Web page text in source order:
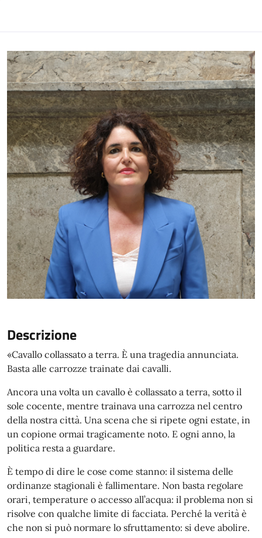
Descrizione
«Cavallo collassato a terra. È una tragedia annunciata.
Basta alle carrozze trainate dai cavalli.
Ancora una volta un cavallo è collassato a terra, sotto il
sole cocente, mentre trainava una carrozza nel centro
della nostra città. Una scena che si ripete ogni estate, in
un copione ormai tragicamente noto. E ogni anno, la
politica resta a guardare.
È tempo di dire le cose come stanno: il sistema delle
ordinanze stagionali è fallimentare. Non basta regolare
orari, temperature o accesso all’acqua: il problema non si
risolve con qualche limite di facciata. Perché la verità è
che non si può normare lo sfruttamento: si deve abolire.